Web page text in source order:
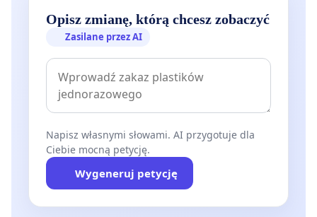
Opisz zmianę, którą chcesz zobaczyć
Zasilane przez AI
Napisz własnymi słowami. AI przygotuje dla
Ciebie mocną petycję.
Wygeneruj petycję